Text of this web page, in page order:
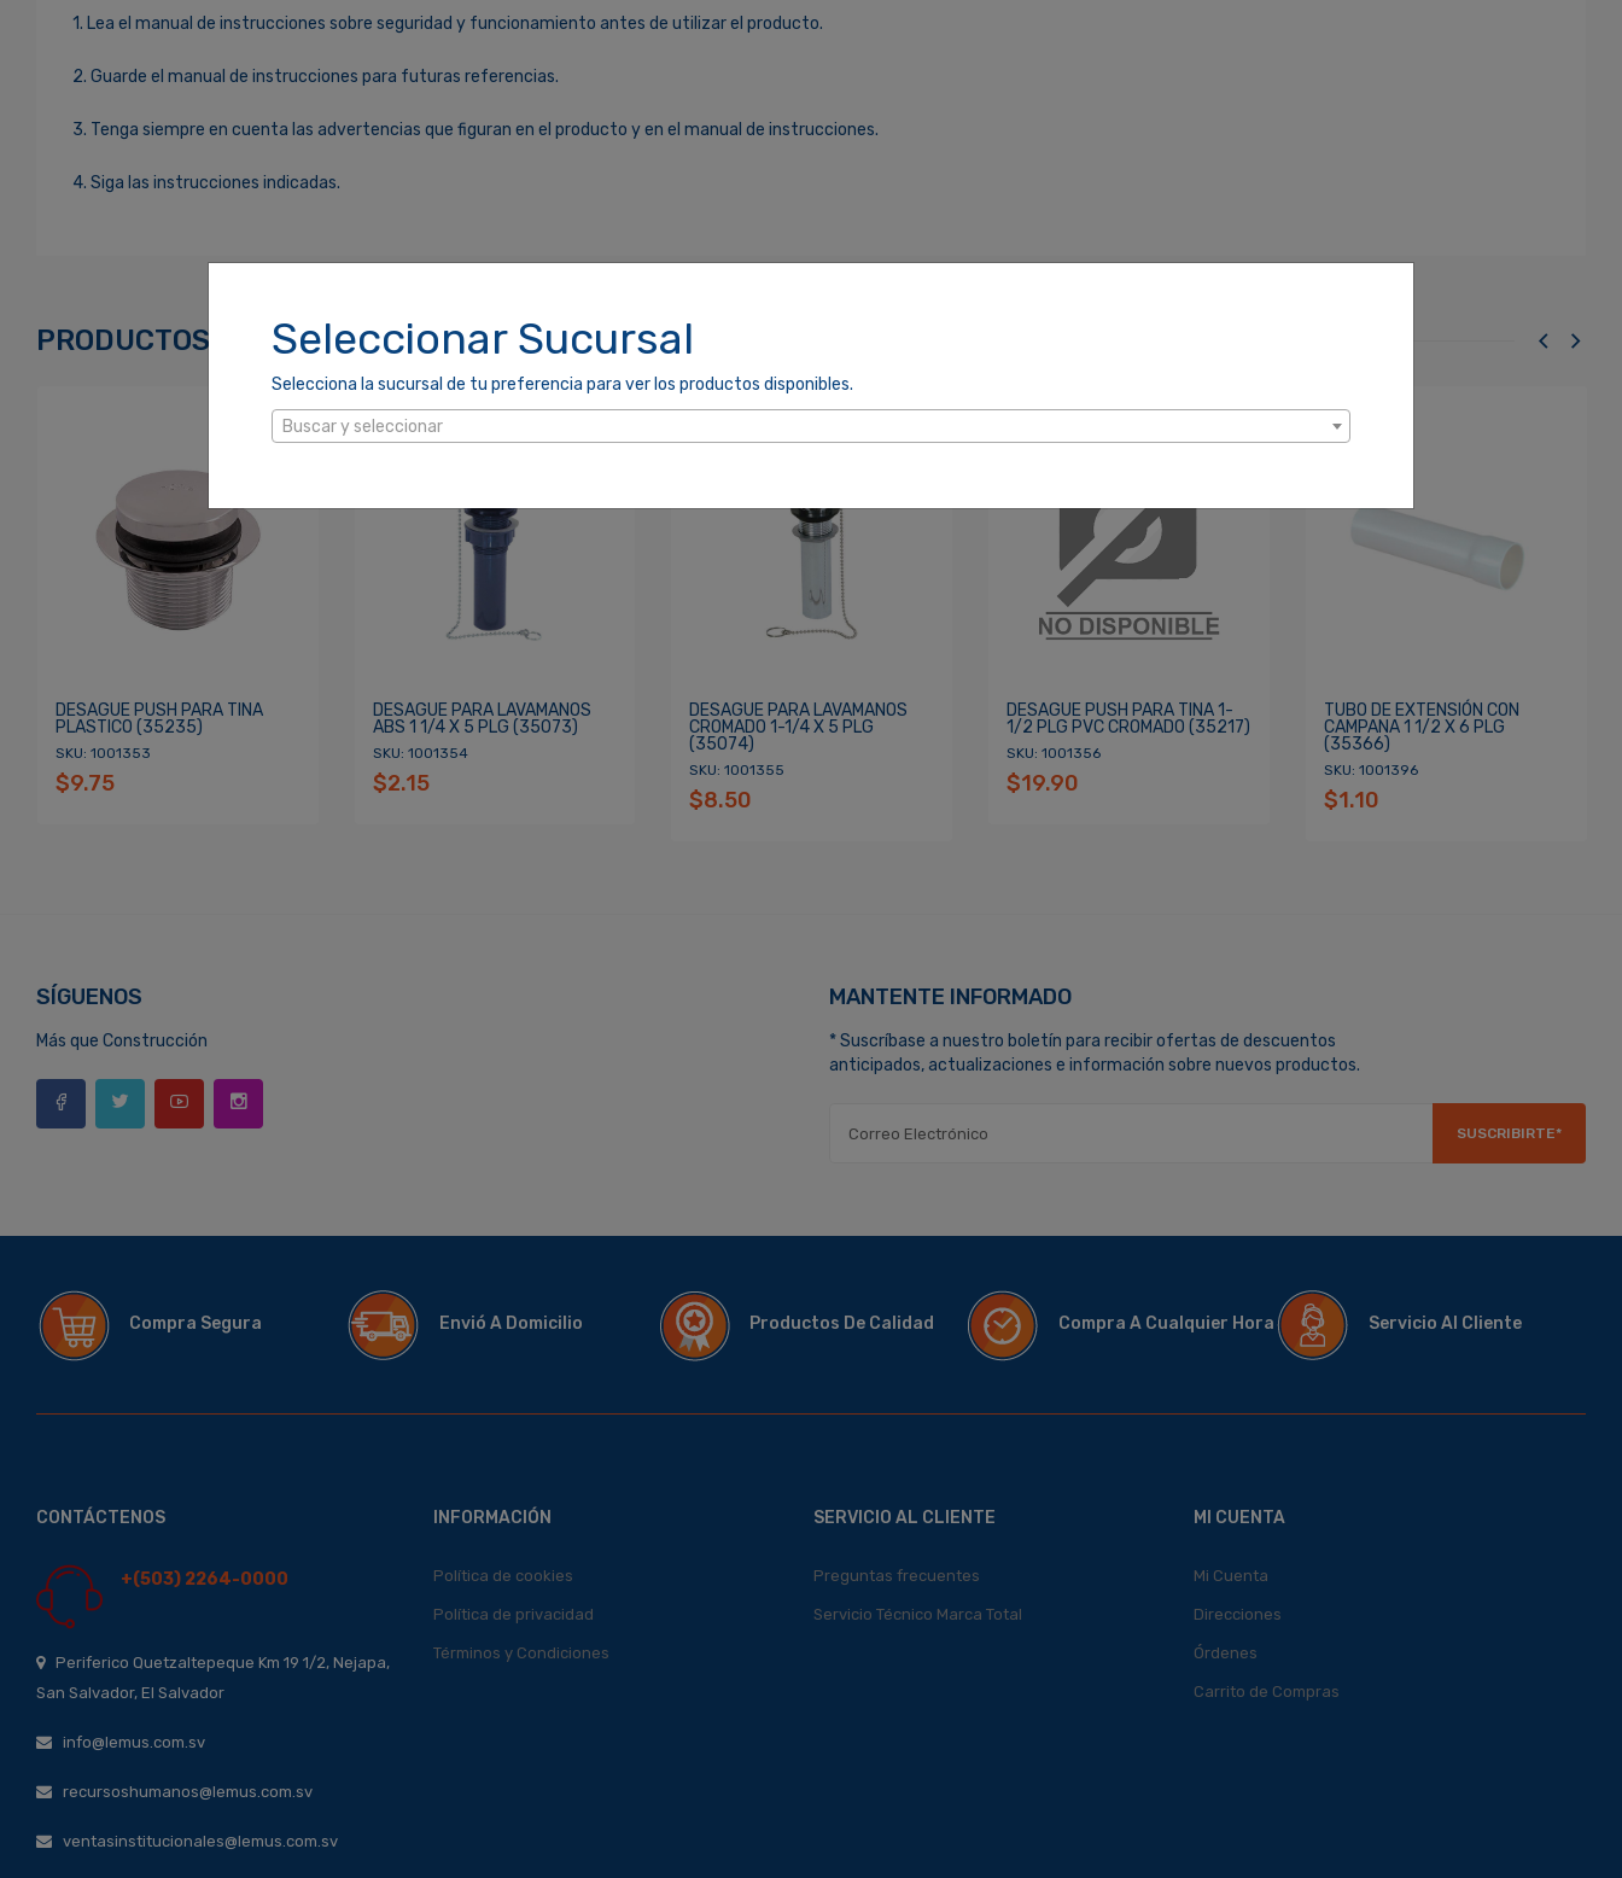
Seleccionar Sucursal
Selecciona la sucursal de tu preferencia para ver los productos disponibles.
Buscar y seleccionar
1. Lea el manual de instrucciones sobre seguridad y funcionamiento antes de utilizar el producto.
2. Guarde el manual de instrucciones para futuras referencias.
3. Tenga siempre en cuenta las advertencias que figuran en el producto y en el manual de instrucciones.
4. Siga las instrucciones indicadas.
¿Olvidaste tu Contraseña?
PRODUCTOS RELACIONADOS
DESAGUE PUSH PARA TINA
PLASTICO (35235)
SKU: 1001353
$9.75
DESAGUE PARA LAVAMANOS
ABS 1 1/4 X 5 PLG (35073)
SKU: 1001354
$2.15
DESAGUE PARA LAVAMANOS
CROMADO 1-1/4 X 5 PLG
(35074)
SKU: 1001355
$8.50
DESAGUE PUSH PARA TINA 1-
1/2 PLG PVC CROMADO (35217)
SKU: 1001356
$19.90
TUBO DE EXTENSIÓN CON
CAMPANA 1 1/2 X 6 PLG
(35366)
SKU: 1001396
$1.10
SÍGUENOS
Más que Construcción
MANTENTE INFORMADO
* Suscríbase a nuestro boletín para recibir ofertas de descuentos
anticipados, actualizaciones e información sobre nuevos productos.
SUSCRIBIRTE*
Compra Segura Envió A Domicilio Productos De Calidad Compra A Cualquier Hora Servicio Al Cliente
CONTÁCTENOS
+(503) 2264-0000
Periferico Quetzaltepeque Km 19 1/2, Nejapa,
San Salvador, El Salvador
info@lemus.com.sv
recursoshumanos@lemus.com.sv
ventasinstitucionales@lemus.com.sv
INFORMACIÓN
Política de cookies
Política de privacidad
Términos y Condiciones
SERVICIO AL CLIENTE
Preguntas frecuentes
Servicio Técnico Marca Total
MI CUENTA
Mi Cuenta
Direcciones
Órdenes
Carrito de Compras